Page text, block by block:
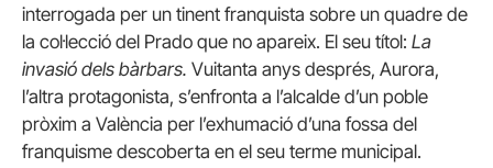
interrogada per un tinent franquista sobre un quadre de
la col·lecció del Prado que no apareix. El seu títol: La
invasió dels bàrbars. Vuitanta anys després, Aurora,
l’altra protagonista, s’enfronta a l’alcalde d’un poble
pròxim a València per l’exhumació d’una fossa del
franquisme descoberta en el seu terme municipal.